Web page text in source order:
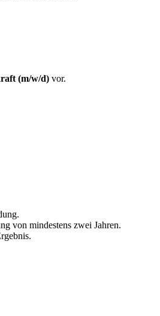
(m/w/d) vor.
von mindestens zwei Jahren.